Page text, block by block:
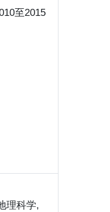
至2015
理科学,